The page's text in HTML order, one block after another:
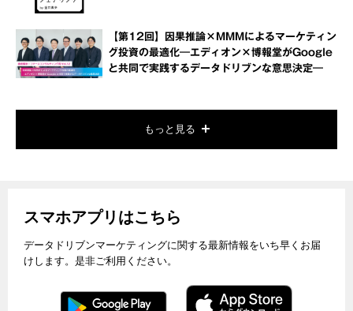
【第12回】因果推論×MMMによるマーケティン
グ投資の最適化―エディオン×博報堂がGoogle
と共同で実践するデータドリブンな意思決定―
もっと見る
スマホアプリはこちら
データドリブンマーケティングに関する最新情報をいち早くお届
けします。是非ご利用ください。